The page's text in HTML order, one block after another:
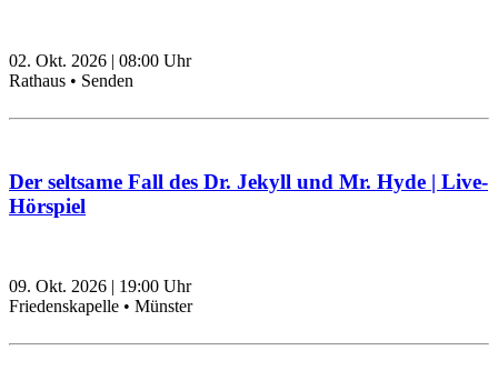
02. Okt. 2026 | 08:00 Uhr
Rathaus • Senden
Der seltsame Fall des Dr. Jekyll und Mr. Hyde | Live-
Hörspiel
09. Okt. 2026 | 19:00 Uhr
Friedenskapelle • Münster